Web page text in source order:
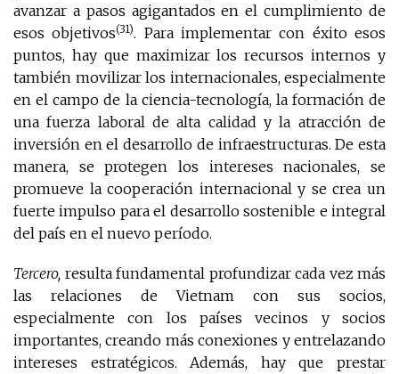
avanzar a pasos agigantados en el cumplimiento de
esos objetivos(31). Para implementar con éxito esos
puntos, hay que maximizar los recursos internos y
también movilizar los internacionales, especialmente
en el campo de la ciencia-tecnología, la formación de
una fuerza laboral de alta calidad y la atracción de
inversión en el desarrollo de infraestructuras. De esta
manera, se protegen los intereses nacionales, se
promueve la cooperación internacional y se crea un
fuerte impulso para el desarrollo sostenible e integral
del país en el nuevo período.
Tercero, resulta fundamental profundizar cada vez más
las relaciones de Vietnam con sus socios,
especialmente con los países vecinos y socios
importantes, creando más conexiones y entrelazando
intereses estratégicos. Además, hay que prestar